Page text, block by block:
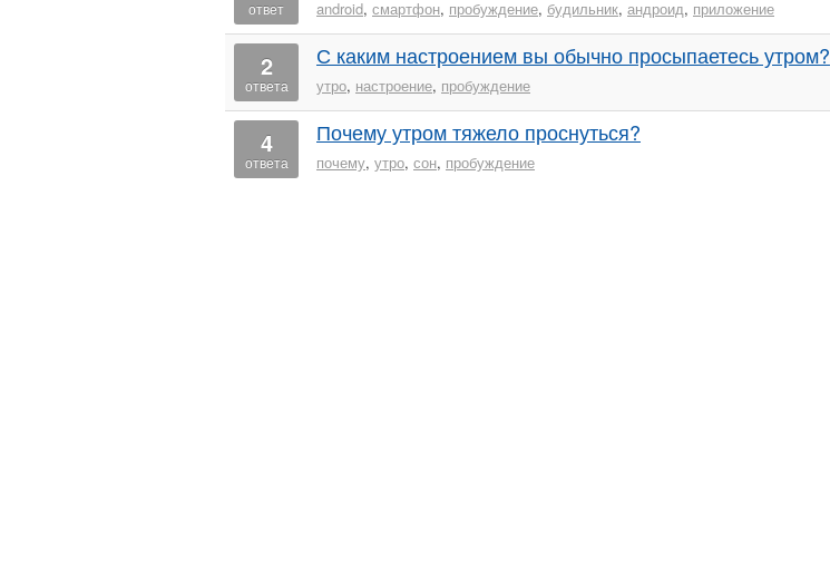
ответ android, смартфон, пробуждение, будильник, андроид, приложение
2
ответа
С каким настроением вы обычно просыпаетесь утром?
утро, настроение, пробуждение
4
ответа
Почему утром тяжело проснуться?
почему, утро, сон, пробуждение